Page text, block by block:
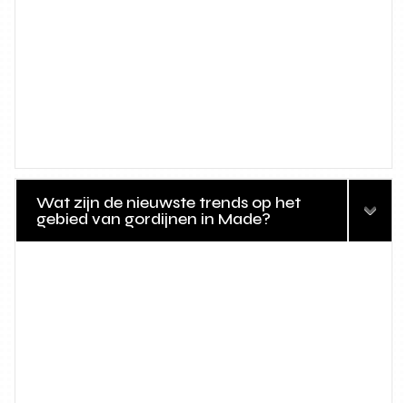
Wat zijn de nieuwste trends op het
gebied van gordijnen in Made?